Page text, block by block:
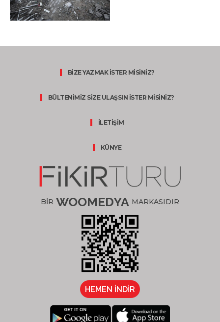
BİZE YAZMAK İSTER MİSİNİZ?
BÜLTENİMİZ SİZE ULAŞSIN İSTER MİSİNİZ?
İLETİŞİM
KÜNYE
BİR WOOMEDYA MARKASIDIR
HEMEN İNDİR